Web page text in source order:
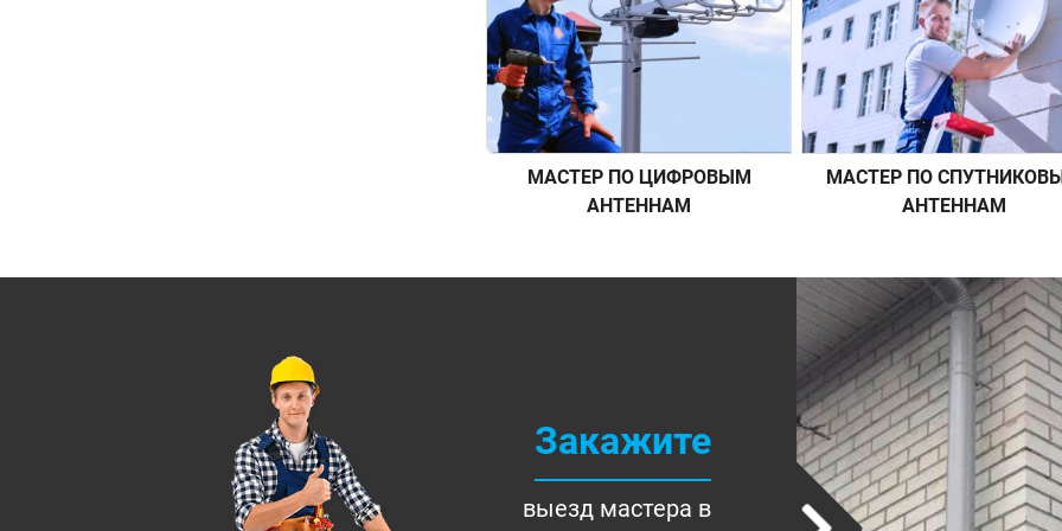
МАСТЕР ПО ЦИФРОВЫМ
АНТЕННАМ
МАСТЕР ПО
АНТЕННАМ
Закажите
выезд мастера в